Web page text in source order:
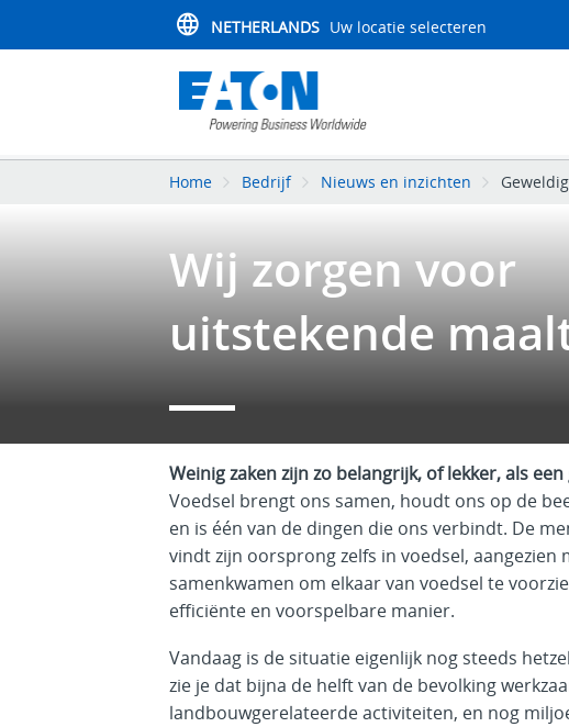
NETHERLANDS Uw locatie selecteren
Home Bedrijf Nieuws en inzichten
Wij zorgen voor
uitstekende
Weinig zaken zijn zo belangrijk, of lekker, als
Voedsel brengt ons samen, houdt ons op de
en is één van de dingen die ons verbindt. De
vindt zijn oorsprong zelfs in voedsel, aangezien
samenkwamen om elkaar van voedsel te
efficiënte en voorspelbare manier.
Vandaag is de situatie eigenlijk nog steeds
zie je dat bijna de helft van de bevolking
landbouwgerelateerde activiteiten, en nog